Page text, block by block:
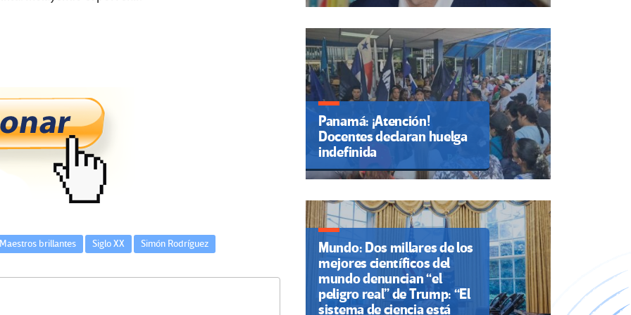
Maestros brillantes Siglo XX Simón Rodríguez
Panamá: ¡Atención!
Docentes declaran huelga
indefinida
Mundo: Dos millares de los
mejores científicos del
mundo denuncian “el
peligro real” de Trump: “El
sistema de ciencia está